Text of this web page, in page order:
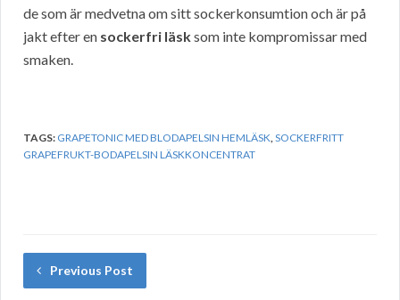
de som är medvetna om sitt sockerkonsumtion och är på
jakt efter en sockerfri läsksom inte kompromissar med
smaken.
TAGS: GRAPETONIC MED BLODAPELSIN HEMLÄSK,SOCKERFRITT
GRAPEFRUKT-BODAPELSIN LÄSKKONCENTRAT
Previous Post